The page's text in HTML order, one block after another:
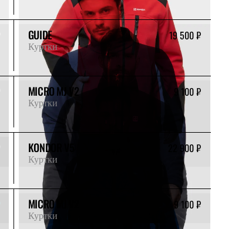
GUIDE
Куртки
19 500 ₽
MICRO MJ V2
Куртки
9 100 ₽
KONDOR V5
Куртки
22 900 ₽
MICRO MJ V2
Куртки
9 100 ₽